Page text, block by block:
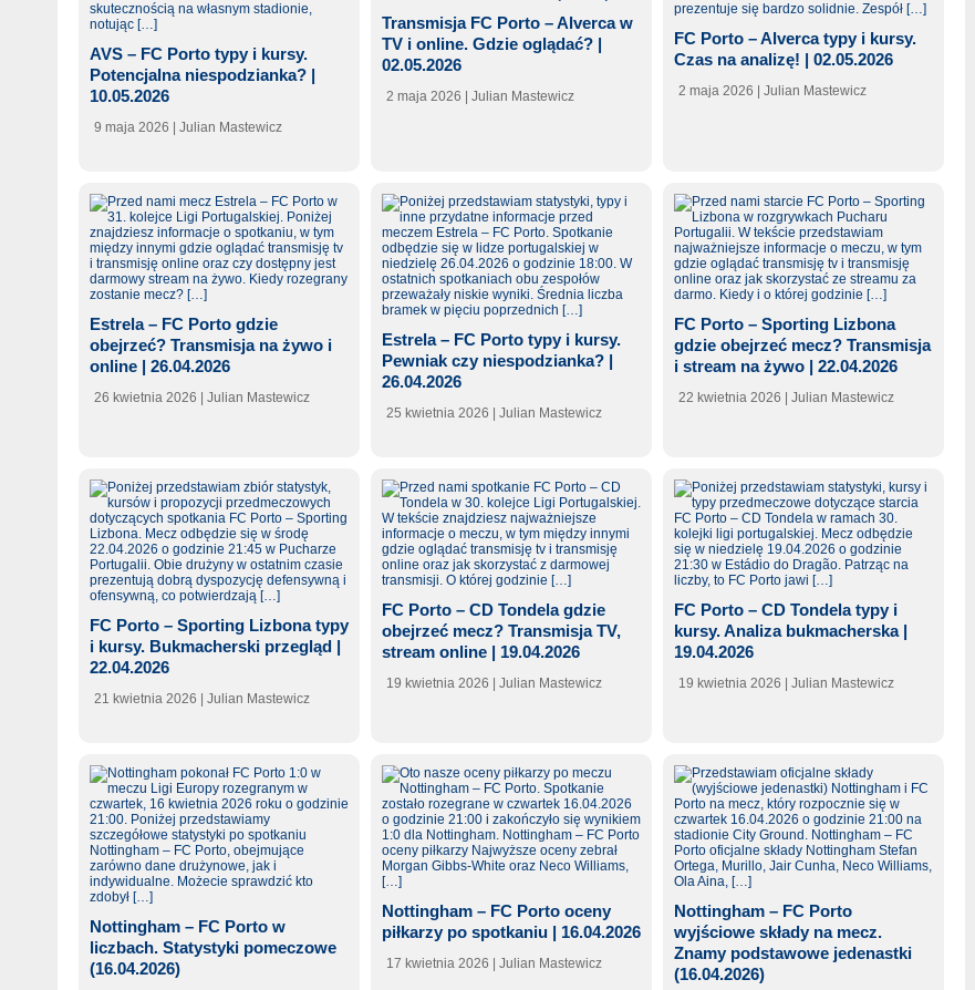
AVS – FC Porto typy i kursy.
Potencjalna niespodzianka? |
10.05.2026
9 maja 2026 | Julian Mastewicz
Transmisja FC Porto – Alverca w
TV i online. Gdzie oglądać? |
02.05.2026
2 maja 2026 | Julian Mastewicz
FC Porto – Alverca typy i kursy.
Czas na analizę! | 02.05.2026
2 maja 2026 | Julian Mastewicz
Estrela – FC Porto gdzie
obejrzeć? Transmisja na żywo i
online | 26.04.2026
26 kwietnia 2026 | Julian Mastewicz
Estrela – FC Porto typy i kursy.
Pewniak czy niespodzianka? |
26.04.2026
25 kwietnia 2026 | Julian Mastewicz
FC Porto – Sporting Lizbona
gdzie obejrzeć mecz? Transmisja
i stream na żywo | 22.04.2026
22 kwietnia 2026 | Julian Mastewicz
FC Porto – Sporting Lizbona typy
i kursy. Bukmacherski przegląd |
22.04.2026
21 kwietnia 2026 | Julian Mastewicz
FC Porto – CD Tondela gdzie
obejrzeć mecz? Transmisja TV,
stream online | 19.04.2026
19 kwietnia 2026 | Julian Mastewicz
FC Porto – CD Tondela typy i
kursy. Analiza bukmacherska |
19.04.2026
19 kwietnia 2026 | Julian Mastewicz
Nottingham – FC Porto w
liczbach. Statystyki pomeczowe
(16.04.2026)
Nottingham – FC Porto oceny
piłkarzy po spotkaniu | 16.04.2026
17 kwietnia 2026 | Julian Mastewicz
Nottingham – FC Porto
wyjściowe składy na mecz.
Znamy podstawowe jedenastki
(16.04.2026)